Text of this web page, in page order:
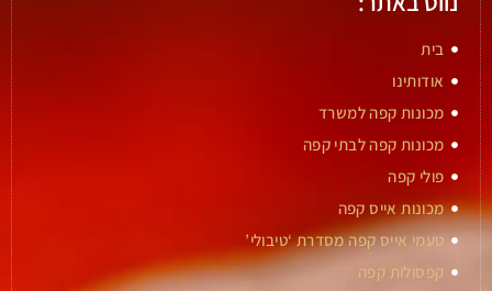
בית
אודותינו
מכונות קפה למשרד
מכונות קפה לבתי קפה
פולי קפה
מכונות אייס קפה
טעמי אייס קפה מסדרת ‘טיבולי’
קפסולות קפה